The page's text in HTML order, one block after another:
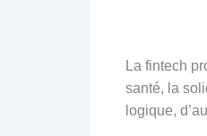
La fintech
santé, la
logique,